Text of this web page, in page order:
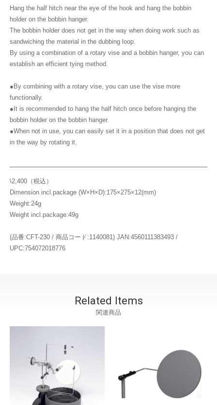
Hang the half hitch near the eye of the hook and hang the bobbin
holder on the bobbin hanger.
The bobbin holder does not get in the way when doing work such as
sandwiching the material in the dubbing loop.
By using a combination of a rotary vise and a bobbin hanger, you can
establish an efficient tying method.
●By combining with a rotary vise, you can use the vise more
functionally.
●It is recommended to hang the half hitch once before hanging the
bobbin holder on the bobbin hanger.
●When not in use, you can easily set it in a position that does not get
in the way by rotating it.
\2,400（税込）
Dimension incl.package (W×H×D):175×275×12(mm)
Weight:24g
Weight incl.package:49g
(品番:CFT-230 / 商品コード:1140081) JAN:4560111383493 /
UPC:754072018776
Related Items
関連商品